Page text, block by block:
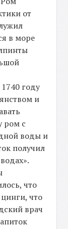
от
в море
году
и
ром с
воды и
получил
что
что
врач